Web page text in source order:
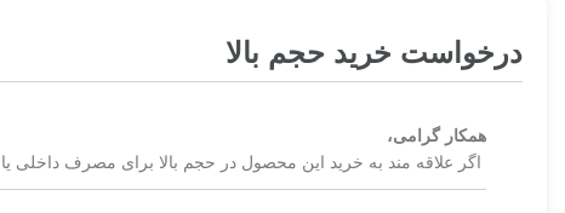
درخواست خرید حجم بالا
همکار گرامی،
اگر علاقه مند به خرید این محصول در حجم بالا برای مصرف داخلی